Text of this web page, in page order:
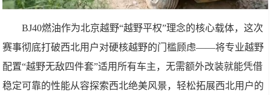
BJ40燃油作为北京越野“越野平权”理念的核心载体，这次
赛事彻底打破西北用户对硬核越野的门槛顾虑——将专业越野
配置“越野无敌四件套”适用所有车主，无需额外改装就能凭借
稳定可靠的性能从容探索西北绝美风景，轻松拓展西北用户的